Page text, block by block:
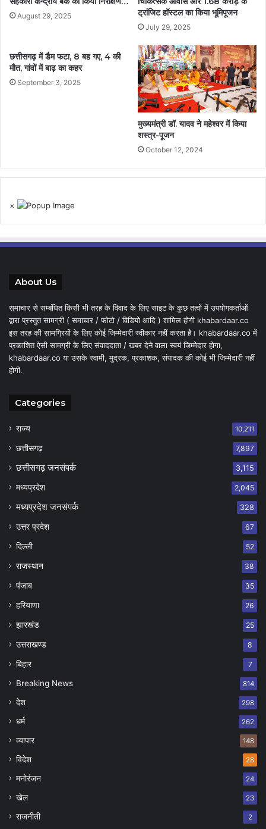
August 29, 2025
ट्रांजिट हॉस्टल का किया भूमिपूजन
July 29, 2025
छत्तीसगढ़ में डैम फटा, 8 बह गए, 4 की
मौत, गांवों में बाढ़ का कहर
September 3, 2025
मुख्यमंत्री डॉ. यादव ने महेश्वर में किया
शस्त्र-पूजन
October 12, 2024
×
About Us
समाचार से सम्बंधित किसी भी तरह के विवाद के लिए साइट के कुछ तत्वों में उपयोगकर्ताओं
द्वारा प्रस्तुत सामग्री ( समाचार / फोटो / विडियो आदि ) शामिल होगी khabardaar.co
इस तरह की सामग्रियों के लिए कोई जिम्मेदारी स्वीकार नहीं करता है। khabardaar.co में
प्रकाशित ऐसी सामग्री के लिए संवाददाता / खबर देने वाला स्वयं जिम्मेदार होगा,
khabardaar.co या उसके स्वामी, मुद्रक, प्रकाशक, संपादक की कोई भी जिम्मेदारी नहीं
होगी.
Categories
राज्य 10,211
छत्तीसगढ़ 7,897
छत्तीसगढ़ जनसंपर्क 3,115
मध्यप्रदेश 2,045
मध्यप्रदेश जनसंपर्क 328
उत्तर प्रदेश 67
दिल्ली 52
राजस्थान 38
पंजाब 35
हरियाणा 26
झारखंड 25
उत्तराखण्ड 8
बिहार 7
Breaking News 814
देश 298
धर्म 262
व्यापार 148
विदेश 28
मनोरंजन 24
खेल 23
राजनीती 2